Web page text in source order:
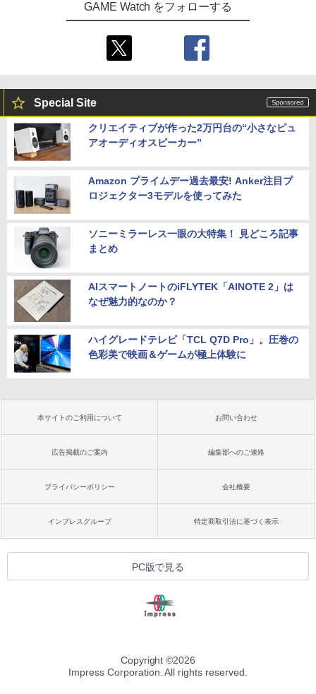
GAME Watch をフォローする
Special Site
クリエイティブが作った2万円台の“小さなピュ
アオーディオスピーカー”
Amazon プライムデー過去最安! Anker注目プ
ロジェクター3モデルを使ってみた
ソニーミラーレス一眼の大特集！ 見どころ記事
まとめ
AIスマートノートのiFLYTEK「AINOTE 2」は
なぜ魅力的なのか？
ハイグレードテレビ「TCL Q7D Pro」。圧巻の
色彩美で映画＆ゲームが極上体験に
本サイトのご利用について お問い合わせ
広告掲載のご案内 編集部へのご連絡
プライバシーポリシー 会社概要
インプレスグループ 特定商取引法に基づく表示
PC版で見る
Copyright ©2026
Impress Corporation. All rights reserved.